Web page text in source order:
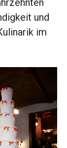
und
im